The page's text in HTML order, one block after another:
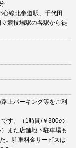
線北参道駅、千代田
競技場駅の各駅から徒
上パーキング等をご利
す。（1時間/￥300の
また店舗地下駐車場も
。駐車料金サービスは